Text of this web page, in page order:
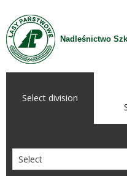
Skip to Content
Nadleśnictwo
Select division